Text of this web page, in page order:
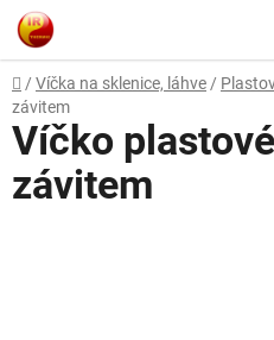
Přejít
na
obsah
Domů
/ Víčka na sklenice, láhve /
závitem
Víčko
závitem